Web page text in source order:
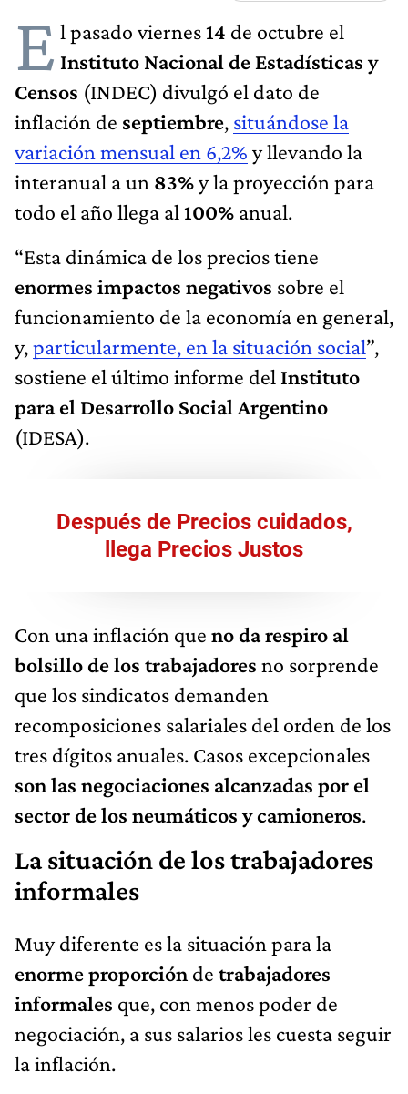
E l pasado viernes14 de octubre el
Instituto Nacional de Estadísticas y
Censos (INDEC) divulgó el dato de
inflación de septiembre, situándose la
variación mensual en 6,2% y llevando la
interanual a un 83%y la proyección para
todo el año llega al 100% anual.
“Esta dinámica de los precios tiene
enormes impactos negativos sobre el
funcionamiento de la economía en general,
y,particularmente, en la situación social”,
sostiene el último informe del Instituto
para el Desarrollo Social Argentino
(IDESA).
Después de Precios cuidados,
llega Precios Justos
Con una inflación que no da respiro al
bolsillo de los trabajadores no sorprende
que los sindicatos demanden
recomposiciones salariales del orden de los
tres dígitos anuales. Casos excepcionales
son las negociaciones alcanzadas por el
sector de los neumáticos y camioneros.
La situación de los trabajadores
informales
Muy diferente es la situación para la
enorme proporción de trabajadores
informales que, con menos poder de
negociación, a sus salarios les cuesta seguir
la inflación.